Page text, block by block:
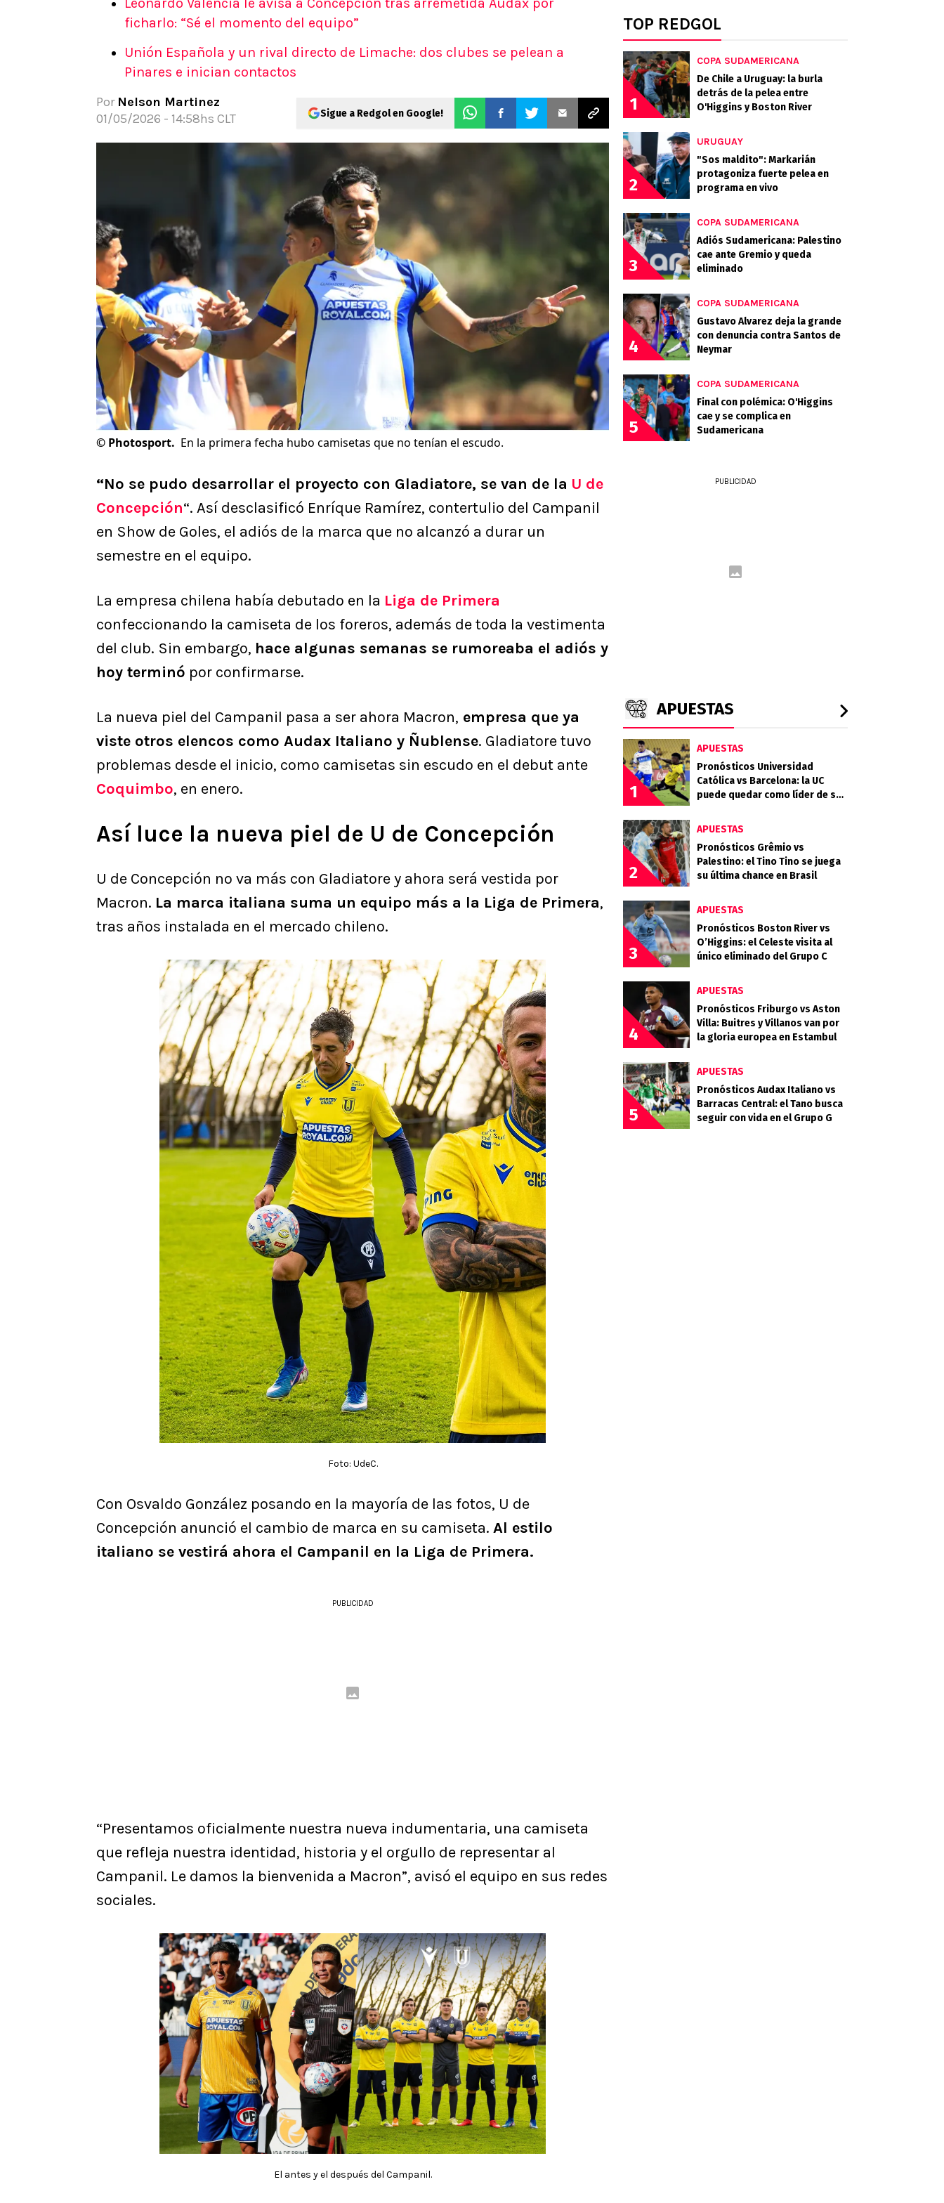
Apuesta del día
ficharlo: “Sé el momento del equipo”
Unión Española y un rival directo de Limache: dos clubes se pelean a
Pinares e inician contactos
Por Nelson Martinez
01/05/2026 - 14:58hs CLT
Sigue a Redgol en Google!
© Photosport. En la primera fecha hubo camisetas que no tenían el escudo.
“No se pudo desarrollar el proyecto con Gladiatore, se van de la U de
Concepción“. Así desclasificó Enríque Ramírez, contertulio del Campanil
en Show de Goles, el adiós de la marca que no alcanzó a durar un
semestre en el equipo.
La empresa chilena había debutado en la Liga de Primera
confeccionando la camiseta de los foreros, además de toda la vestimenta
del club. Sin embargo, hace algunas semanas se rumoreaba el adiós y
hoy terminó por confirmarse.
La nueva piel del Campanil pasa a ser ahora Macron, empresa que ya
viste otros elencos como Audax Italiano y Ñublense. Gladiatore tuvo
problemas desde el inicio, como camisetas sin escudo en el debut ante
Coquimbo, en enero.
Así luce la nueva piel de U de Concepción
U de Concepción no va más con Gladiatore y ahora será vestida por
Macron. La marca italiana suma un equipo más a la Liga de Primera,
tras años instalada en el mercado chileno.
Foto: UdeC.
Con Osvaldo González posando en la mayoría de las fotos, U de
Concepción anunció el cambio de marca en su camiseta. Al estilo
italiano se vestirá ahora el Campanil en la Liga de Primera.
PUBLICIDAD
“Presentamos oficialmente nuestra nueva indumentaria, una camiseta
que refleja nuestra identidad, historia y el orgullo de representar al
Campanil. Le damos la bienvenida a Macron”, avisó el equipo en sus redes
sociales.
El antes y el después del Campanil.
TOP REDGOL
1
COPA SUDAMERICANA
De Chile a Uruguay: la burla
detrás de la pelea entre
O'Higgins y Boston River
2
URUGUAY
"Sos maldito": Markarián
protagoniza fuerte pelea en
programa en vivo
3
COPA SUDAMERICANA
Adiós Sudamericana: Palestino
cae ante Gremio y queda
eliminado
4
COPA SUDAMERICANA
Gustavo Alvarez deja la grande
con denuncia contra Santos de
Neymar
5
COPA SUDAMERICANA
Final con polémica: O'Higgins
cae y se complica en
Sudamericana
PUBLICIDAD
APUESTAS
1
APUESTAS
Pronósticos Universidad
Católica vs Barcelona: la UC
puede quedar como líder de su
2
APUESTAS
Pronósticos Grêmio vs
Palestino: el Tino Tino se juega
su última chance en Brasil
3
APUESTAS
Pronósticos Boston River vs
O’Higgins: el Celeste visita al
único eliminado del Grupo C
4
APUESTAS
Pronósticos Friburgo vs Aston
Villa: Buitres y Villanos van por
la gloria europea en Estambul
5
APUESTAS
Pronósticos Audax Italiano vs
Barracas Central: el Tano busca
seguir con vida en el Grupo G